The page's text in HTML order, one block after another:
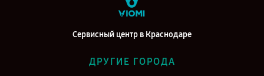
Сервисный центр в Краснодаре
ДРУГИЕ ГОРОДА